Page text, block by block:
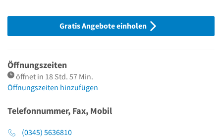
Gratis Angebote einholen
Öffnungszeiten
öffnet in 18 Std. 57 Min.
Öffnungszeiten hinzufügen
Telefonnummer, Fax, Mobil
(0345) 5636810